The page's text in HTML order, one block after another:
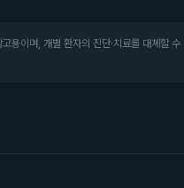
용이며, 개별 환자의 진단·치료를 대체할